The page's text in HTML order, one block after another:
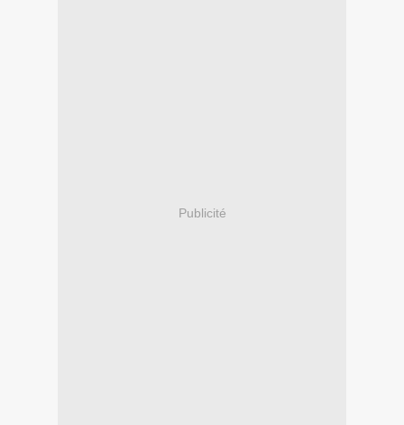
Publicité